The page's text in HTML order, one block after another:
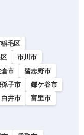
毛区
市川市
市
習志野市
子市
鎌ケ谷市
白井市
富里市